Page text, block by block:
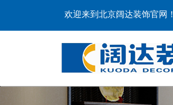
欢迎来到北京阔达装饰官网！